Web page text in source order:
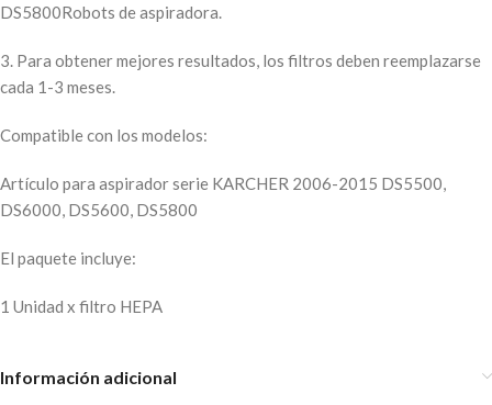
DS5800Robots de aspiradora.
3. Para obtener mejores resultados, los filtros deben reemplazarse
cada 1-3 meses.
Compatible con los modelos:
Artículo para aspirador serie KARCHER 2006-2015 DS5500,
DS6000, DS5600, DS5800
El paquete incluye:
1 Unidad x filtro HEPA
Información adicional